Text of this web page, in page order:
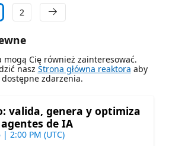
2
mogą Cię również zainteresować.
nasz Strona główna reaktora aby
zdarzenia.
valida, genera y optimiza
de IA
2:00 PM (UTC)